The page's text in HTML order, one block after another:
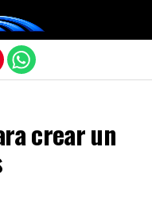
crear un
móvil